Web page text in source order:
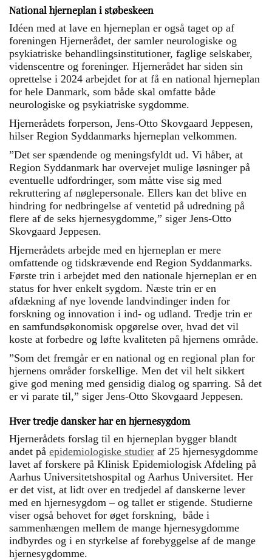
National hjerneplan i støbeskeen
Idéen med at lave en hjerneplan er også taget op af
foreningen Hjernerådet, der samler neurologiske og
psykiatriske behandlingsinstitutioner, faglige selskaber,
videnscentre og foreninger. Hjernerådet har siden sin
oprettelse i 2024 arbejdet for at få en national hjerneplan
for hele Danmark, som både skal omfatte både
neurologiske og psykiatriske sygdomme.
Hjernerådets forperson, Jens-Otto Skovgaard Jeppesen,
hilser Region Syddanmarks hjerneplan velkommen.
”Det ser spændende og meningsfyldt ud. Vi håber, at
Region Syddanmark har overvejet mulige løsninger på
eventuelle udfordringer, som måtte vise sig med
rekruttering af nøglepersonale. Ellers kan det blive en
hindring for nedbringelse af ventetid på udredning på
flere af de seks hjernesygdomme,” siger Jens-Otto
Skovgaard Jeppesen.
Hjernerådets arbejde med en hjerneplan er mere
omfattende og tidskrævende end Region Syddanmarks.
Første trin i arbejdet med den nationale hjerneplan er en
status for hver enkelt sygdom. Næste trin er en
afdækning af nye lovende landvindinger inden for
forskning og innovation i ind- og udland. Tredje trin er
en samfundsøkonomisk opgørelse over, hvad det vil
koste at forbedre og løfte kvaliteten på hjernens område.
”Som det fremgår er en national og en regional plan for
hjernens områder forskellige. Men det vil helt sikkert
give god mening med gensidig dialog og sparring. Så det
er vi parate til,” siger Jens-Otto Skovgaard Jeppesen.
Hver tredje dansker har en hjernesygdom
Hjernerådets forslag til en hjerneplan bygger blandt
andet på epidemiologiske studier af 25 hjernesygdomme
lavet af forskere på Klinisk Epidemiologisk Afdeling på
Aarhus Universitetshospital og Aarhus Universitet. Her
er det vist, at lidt over en tredjedel af danskerne lever
med en hjernesygdom – og tallet er stigende. Studierne
viser også behovet for øget forskning, både i
sammenhængen mellem de mange hjernesygdomme
indbyrdes og i en styrkelse af forebyggelse af de mange
hjernesygdomme.